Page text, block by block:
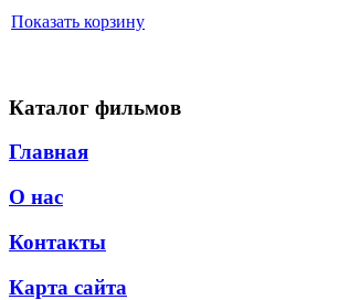
Показать корзину
Каталог фильмов
Главная
О нас
Контакты
Карта сайта